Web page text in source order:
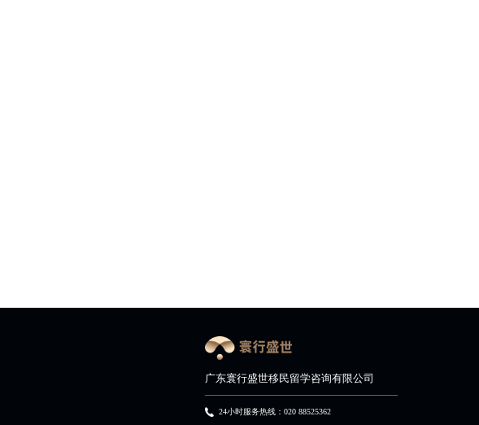
广东寰行盛世移民留学咨询有限公司
24小时服务热线：020 88525362